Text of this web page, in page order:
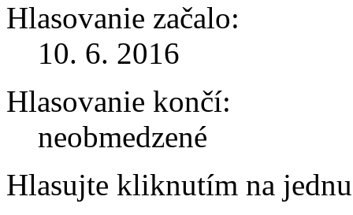
Hlasovanie začalo:
10. 6. 2016
Hlasovanie končí:
neobmedzené
Hlasujte kliknutím na